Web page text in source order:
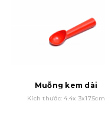
Muỗng kem dài
Kích thước: 4.4x 3x17.5cm